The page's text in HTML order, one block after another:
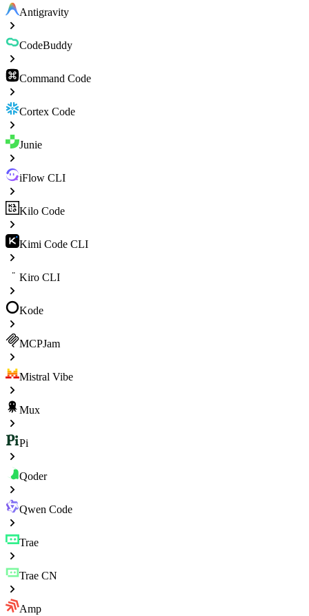
Antigravity
CodeBuddy
Command Code
Cortex Code
Junie
iFlow CLI
Kilo Code
Kimi Code CLI
Kiro CLI
Kode
MCPJam
Mistral Vibe
Mux
Pi
Qoder
Qwen Code
Trae
Trae CN
Amp